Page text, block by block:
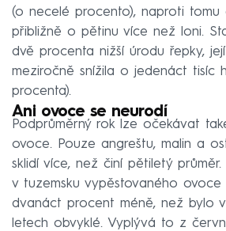
(o necelé procento), naproti tomu
přibližně o pětinu více než loni.
dvě procenta nižší úrodu řepky,
meziročně snížila o jedenáct tisíc
procenta).
Ani ovoce se neurodí
Podprůměrný rok lze očekávat
ovoce. Pouze angreštu, malin a
sklidí více, než činí pětiletý průměr.
v tuzemsku vypěstovaného
dvanáct procent méně, než bylo
letech obvyklé. Vyplývá to z